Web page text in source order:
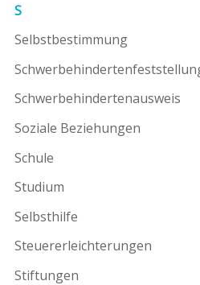
S
Selbstbestimmung
Schwerbehindertenausweis
Soziale Beziehungen
Schule
Studium
Selbsthilfe
Steuererleichterungen
Stiftungen